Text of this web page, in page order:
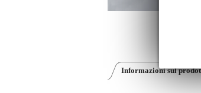
Informazioni sul